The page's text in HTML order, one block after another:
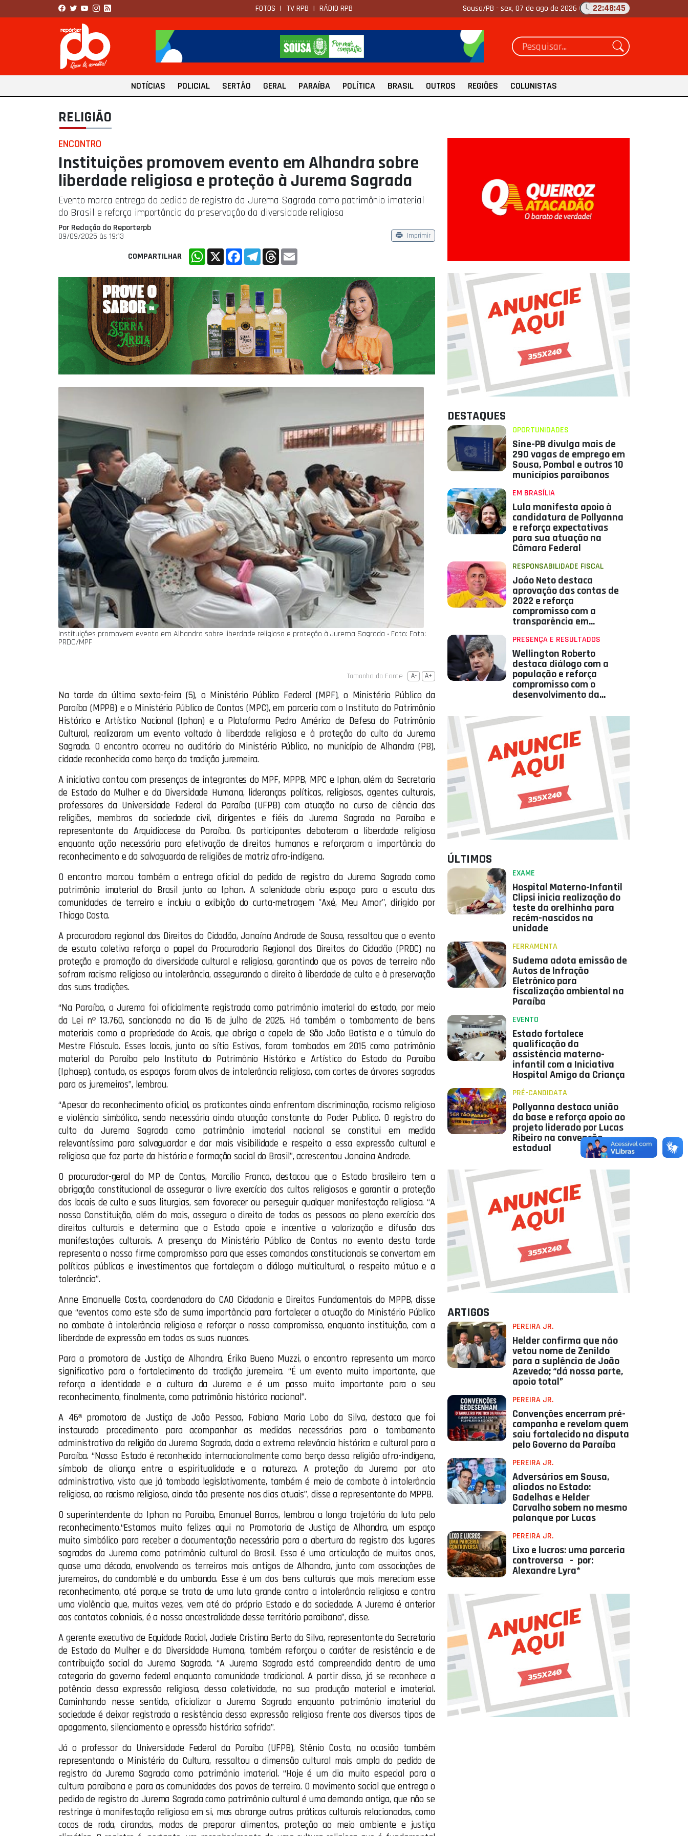
FOTOS | TV RPB | RÁDIO RPB Sousa/PB -sex, 07 de ago de 2026 22:48:46
NOTÍCIAS POLICIAL SERTÃO GERAL PARAÍBA POLÍTICA BRASIL OUTROS REGIÕES COLUNISTAS
RELIGIÃO
ENCONTRO
Instituições promovem evento em Alhandra sobre
liberdade religiosa e proteção à Jurema Sagrada
Evento marca entrega do pedido de registro da Jurema Sagrada como patrimônio imaterial
do Brasil e reforça importância da preservação da diversidade religiosa
Por Redação do Reporterpb
09/09/2025 às 19:13
Imprimir
COMPARTILHAR WhatsApp
X FacebookTelegramThreads
Instituições promovem evento em Alhandra sobre liberdade religiosa e proteção à Jurema Sagrada ‧ Foto: Foto:
PRDC/MPF
Tamanho da Fonte A- A+
Na tarde da última sexta-feira (5), o Ministério Público Federal (MPF), o Ministério Público da
Paraíba (MPPB) e o Ministério Público de Contas (MPC), em parceria com o Instituto do Patrimônio
Histórico e Artístico Nacional (Iphan) e a Plataforma Pedro Américo de Defesa do Patrimônio
Cultural, realizaram um evento voltado à liberdade religiosa e à proteção do culto da Jurema
Sagrada. O encontro ocorreu no auditório do Ministério Público, no município de Alhandra (PB),
cidade reconhecida como berço da tradição juremeira.
A iniciativa contou com presenças de integrantes do MPF, MPPB, MPC e Iphan, além da Secretaria
de Estado da Mulher e da Diversidade Humana, lideranças políticas, religiosas, agentes culturais,
professores da Universidade Federal da Paraíba (UFPB) com atuação no curso de ciência das
religiões, membros da sociedade civil, dirigentes e fiéis da Jurema Sagrada na Paraíba e
representante da Arquidiocese da Paraíba. Os participantes debateram a liberdade religiosa
enquanto ação necessária para efetivação de direitos humanos e reforçaram a importância do
reconhecimento e da salvaguarda de religiões de matriz afro-indígena.
O encontro marcou também a entrega oficial do pedido de registro da Jurema Sagrada como
patrimônio imaterial do Brasil junto ao Iphan. A solenidade abriu espaço para a escuta das
comunidades de terreiro e incluiu a exibição do curta-metragem "Axé, Meu Amor", dirigido por
Thiago Costa.
A procuradora regional dos Direitos do Cidadão, Janaína Andrade de Sousa, ressaltou que o evento
de escuta coletiva reforça o papel da Procuradoria Regional dos Direitos do Cidadão (PRDC) na
proteção e promoção da diversidade cultural e religiosa, garantindo que os povos de terreiro não
sofram racismo religioso ou intolerância, assegurando o direito à liberdade de culto e à preservação
das suas tradições.
“Na Paraíba, a Jurema foi oficialmente registrada como patrimônio imaterial do estado, por meio
da Lei nº 13.760, sancionada no dia 16 de julho de 2025. Há também o tombamento de bens
materiais como a propriedade do Acais, que abriga a capela de São João Batista e o túmulo do
Mestre Flósculo. Esses locais, junto ao sítio Estivas, foram tombados em 2015 como patrimônio
material da Paraíba pelo Instituto do Patrimônio Histórico e Artístico do Estado da Paraíba
(Iphaep), contudo, os espaços foram alvos de intolerância religiosa, com cortes de árvores sagradas
para os juremeiros”, lembrou.
“Apesar do reconhecimento oficial, os praticantes ainda enfrentam discriminação, racismo religioso
e violência simbólica, sendo necessária ainda atuação constante do Poder Publico. O registro do
culto da Jurema Sagrada como patrimônio imaterial nacional se constitui em medida
relevantíssima para salvaguardar e dar mais visibilidade e respeito a essa expressão cultural e
religiosa que faz parte da história e formação social do Brasil”, acrescentou Janaina Andrade.
O procurador-geral do MP de Contas, Marcílio Franca, destacou que o Estado brasileiro tem a
obrigação constitucional de assegurar o livre exercício dos cultos religiosos e garantir a proteção
dos locais de culto e suas liturgias, sem favorecer ou perseguir qualquer manifestação religiosa. “A
nossa Constituição, além do mais, assegura o direito de todas as pessoas ao pleno exercício dos
direitos culturais e determina que o Estado apoie e incentive a valorização e difusão das
manifestações culturais. A presença do Ministério Público de Contas no evento desta tarde
representa o nosso firme compromisso para que esses comandos constitucionais se convertam em
políticas públicas e investimentos que fortaleçam o diálogo multicultural, o respeito mútuo e a
tolerância”.
Anne Emanuelle Costa, coordenadora do CAO Cidadania e Direitos Fundamentais do MPPB, disse
que “eventos como este são de suma importância para fortalecer a atuação do Ministério Público
no combate à intolerância religiosa e reforçar o nosso compromisso, enquanto instituição, com a
liberdade de expressão em todos as suas nuances.
Para a promotora de Justiça de Alhandra, Érika Bueno Muzzi, o encontro representa um marco
significativo para o fortalecimento da tradição juremeira. “É um evento muito importante, que
reforça a identidade e a cultura da Jurema e é um passo muito importante para o seu
reconhecimento, finalmente, como patrimônio histórico nacional”.
A 46ª promotora de Justiça de João Pessoa, Fabiana Maria Lobo da Silva, destaca que foi
instaurado procedimento para acompanhar as medidas necessárias para o tombamento
administrativo da religião da Jurema Sagrada, dada a extrema relevância histórica e cultural para a
Paraíba. “Nosso Estado é reconhecido internacionalmente como berço dessa religião afro-indígena,
símbolo de aliança entre a espiritualidade e a natureza. A proteção da Jurema por ato
administrativo, visto que já tombada legislativamente, também é meio de combate à intolerância
religiosa, ao racismo religioso, ainda tão presente nos dias atuais”, disse a representante do MPPB.
O superintendente do Iphan na Paraíba, Emanuel Barros, lembrou a longa trajetória da luta pelo
reconhecimento.“Estamos muito felizes aqui na Promotoria de Justiça de Alhandra, um espaço
muito simbólico para receber a documentação necessária para a abertura do registro dos lugares
sagrados da Jurema como patrimônio cultural do Brasil. Essa é uma articulação de muitos anos,
quase uma década, envolvendo os terreiros mais antigos de Alhandra, junto com associações de
juremeiros, do candomblé e da umbanda. Esse é um dos bens culturais que mais mereciam esse
reconhecimento, até porque se trata de uma luta grande contra a intolerância religiosa e contra
uma violência que, muitas vezes, vem até do próprio Estado e da sociedade. A Jurema é anterior
aos contatos coloniais, é a nossa ancestralidade desse território paraibano”, disse.
A gerente executiva de Equidade Racial, Jadiele Cristina Berto da Silva, representante da Secretaria
de Estado da Mulher e da Diversidade Humana, também reforçou o caráter de resistência e de
contribuição social da Jurema Sagrada. “A Jurema Sagrada está compreendida dentro de uma
categoria do governo federal enquanto comunidade tradicional. A partir disso, já se reconhece a
potência dessa expressão religiosa, dessa coletividade, na sua produção material e imaterial.
Caminhando nesse sentido, oficializar a Jurema Sagrada enquanto patrimônio imaterial da
sociedade é deixar registrada a resistência dessa expressão religiosa frente aos diversos tipos de
apagamento, silenciamento e opressão histórica sofrida”.
Já o professor da Universidade Federal da Paraíba (UFPB), Stênio Costa, na ocasião também
representando o Ministério da Cultura, ressaltou a dimensão cultural mais ampla do pedido de
registro da Jurema Sagrada como patrimônio imaterial. “Hoje é um dia muito especial para a
cultura paraibana e para as comunidades dos povos de terreiro. O movimento social que entrega o
pedido de registro da Jurema Sagrada como patrimônio cultural é uma demanda antiga, que não se
restringe à manifestação religiosa em si, mas abrange outras práticas culturais relacionadas, como
cocos de roda, cirandas, modos de preparar alimentos, proteção ao meio ambiente e justiça
DESTAQUES
OPORTUNIDADES
Sine-PB divulga mais de
290 vagas de emprego em
Sousa, Pombal e outros 10
municípios paraibanos
EM BRASÍLIA
Lula manifesta apoio à
candidatura de Pollyanna
e reforça expectativas
para sua atuação na
Câmara Federal
RESPONSABILIDADE FISCAL
João Neto destaca
aprovação das contas de
2022 e reforça
compromisso com a
transparência em
PRESENÇA E RESULTADOS
Wellington Roberto
destaca diálogo com a
população e reforça
compromisso com o
desenvolvimento da
ÚLTIMOS
EXAME
Hospital Materno-Infantil
Clipsi inicia realização do
teste da orelhinha para
recém-nascidos na
unidade
FERRAMENTA
Sudema adota emissão de
Autos de Infração
Eletrônico para
fiscalização ambiental na
Paraíba
EVENTO
Estado fortalece
qualificação da
assistência materno-
infantil com a Iniciativa
Hospital Amigo da Criança
PRÉ-CANDIDATA
Pollyanna destaca união
da base e reforça apoio ao
projeto liderado por Lucas
Ribeiro na convenção
estadual
ARTIGOS
PEREIRA JR.
Helder confirma que não
vetou nome de Zenildo
para a suplência de João
Azevedo; “dá nossa parte,
apoio total”
PEREIRA JR.
Convenções encerram pré-
campanha e revelam quem
saiu fortalecido na disputa
pelo Governo da Paraíba
PEREIRA JR.
Adversários em Sousa,
aliados no Estado:
Gadelhas e Helder
Carvalho sobem no mesmo
palanque por Lucas
PEREIRA JR.
Lixo e lucros: uma parceria
controversa - por:
Alexandre Lyra*